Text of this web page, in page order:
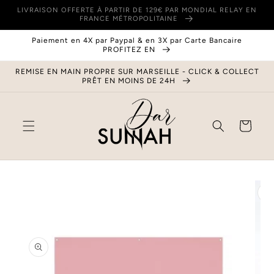
passer
contenu
LIVRAISON OFFERTE À PARTIR DE 129€ PAR MONDIAL RELAY EN
FRANCE MÉTROPOLITAINE
Paiement en 4X par Paypal & en 3X par Carte Bancaire
PROFITEZ EN
REMISE EN MAIN PROPRE SUR MARSEILLE - CLICK & COLLECT
PRÊT EN MOINS DE 24H
Panier